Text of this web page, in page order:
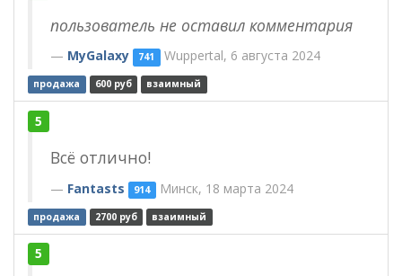
пользователь не оставил комментария
MyGalaxy 741 Wuppertal, 6 августа 2024
продажа 600 руб взаимный
5
Всё отлично!
Fantasts 914 Минск, 18 марта 2024
продажа 2700 руб взаимный
5